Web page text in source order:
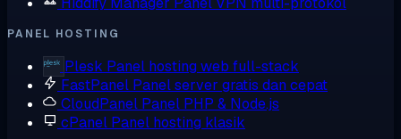
PANEL HOSTING
Plesk Panel hosting web full-stack
FastPanel Panel server gratis dan cepat
CloudPanel Panel PHP & Node.js
cPanel Panel hosting klasik